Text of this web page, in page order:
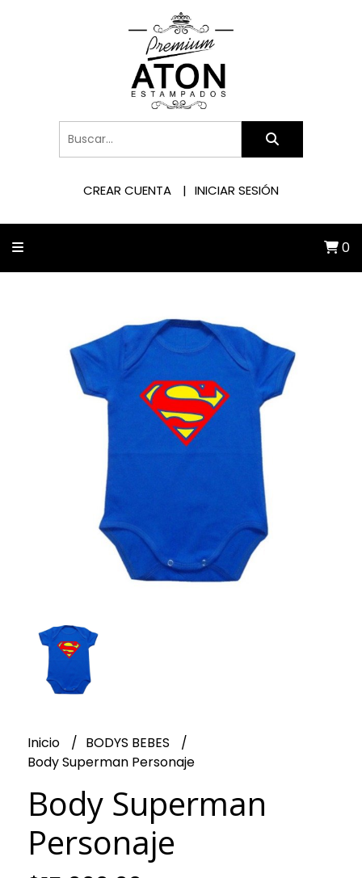
CREAR CUENTA INICIAR SESIÓN
0
Inicio
BODYS BEBES
Body Superman Personaje
Body Superman
Personaje